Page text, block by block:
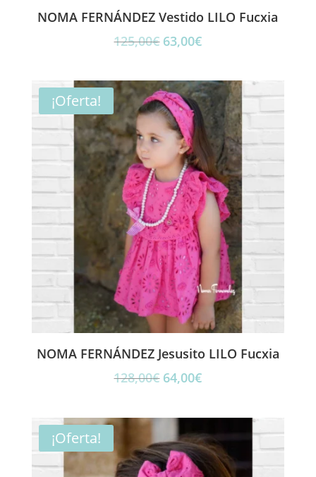
NOMA FERNÁNDEZ Vestido LILO Fucxia
125,00€ El
original
era:
125,00€.
63,00€El
actual
es:
63,00€.
¡Oferta!
NOMA FERNÁNDEZ Jesusito LILO Fucxia
128,00€ El
original
era:
128,00€.
64,00€El
actual
es:
64,00€.
¡Oferta!